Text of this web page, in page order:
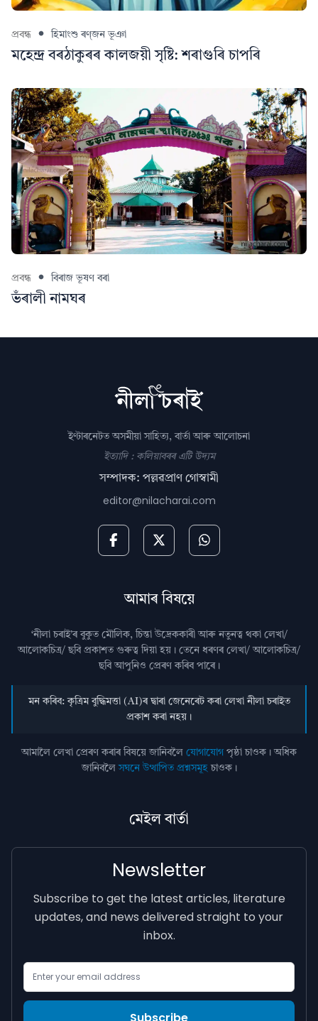
প্ৰবন্ধ হিমাংশু ৰণ্‌জন ভূঞা
মহেন্দ্ৰ বৰঠাকুৰৰ কালজয়ী সৃষ্টি: শৰাগুৰি চাপৰি
প্ৰবন্ধ বিৰাজ ভূষণ বৰা
ভঁৰালী নামঘৰ
ইণ্টাৰনেটত অসমীয়া সাহিত্য, বাৰ্তা আৰু আলোচনা
ইত্যাদি : কলিয়াবৰৰ এটি উদ্যম
সম্পাদক: পল্লৱপ্ৰাণ গোস্বামী
editor@nilacharai.com
আমাৰ বিষয়ে
‘নীলা চৰাই’ৰ বুকুত মৌলিক, চিন্তা উদ্রেককাৰী আৰু নতুনত্ব থকা লেখা/
আলোকচিত্ৰ/ ছবি প্রকাশত গুৰুত্ব দিয়া হয়। তেনে ধৰণৰ লেখা/ আলোকচিত্ৰ/
ছবি আপুনিও প্রেৰণ কৰিব পাৰে।
মন কৰিব: কৃত্ৰিম বুদ্ধিমত্তা (AI)ৰ দ্বাৰা জেনেৰেট কৰা লেখা নীলা চৰাইত
প্ৰকাশ কৰা নহয়।
আমালৈ লেখা প্ৰেৰণ কৰাৰ বিষয়ে জানিবলৈ যোগাযোগ পৃষ্ঠা চাওক। অধিক
জানিবলৈসঘনে উত্থাপিত প্ৰশ্নসমূহচাওক।
মেইল বাৰ্তা
Newsletter
Subscribe to get the latest articles, literature
updates, and news delivered straight to your
inbox.
Subscribe